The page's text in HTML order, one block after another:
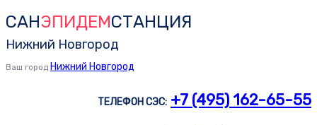
Skip
links
Skip
to
primary
САНЭПИДЕМСТАНЦИЯ
Нижний Новгород
Ваш город Нижний Новгород
ТЕЛЕФОН СЭС: +7 (495) 162-65-55